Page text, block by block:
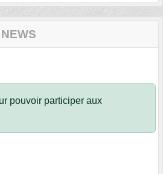
pouvoir participer aux